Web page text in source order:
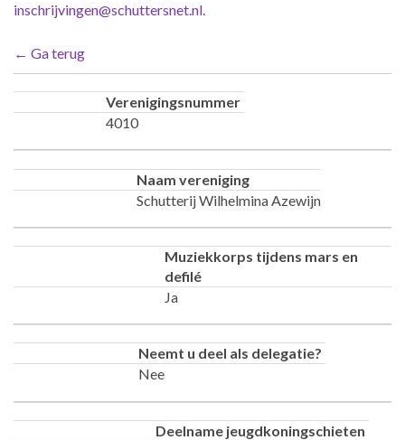
inschrijvingen@schuttersnet.nl.
← Ga terug
Verenigingsnummer
4010
Naam vereniging
Schutterij Wilhelmina Azewijn
Muziekkorps tijdens mars en
defilé
Ja
Neemt u deel als delegatie?
Nee
Deelname jeugdkoningschieten